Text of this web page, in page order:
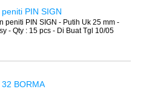
PIN SIGN
peniti PIN SIGN - Putih Uk 25 mm -
- Qty : 15 pcs - Di Buat Tgl 10/05
BORMA